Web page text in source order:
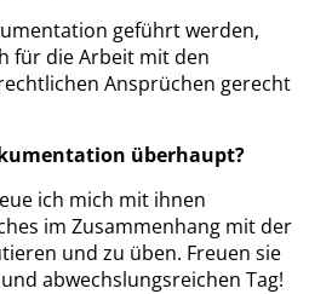
geführt werden,
für die Arbeit mit den
Ansprüchen gerecht
überhaupt?
ich mich mit ihnen
im Zusammenhang mit der
und zu üben. Freuen sie
abwechslungsreichen Tag!